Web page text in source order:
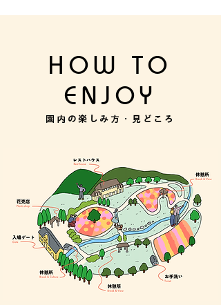
HOW TO
ENJOY
園内の楽しみ方・見どころ